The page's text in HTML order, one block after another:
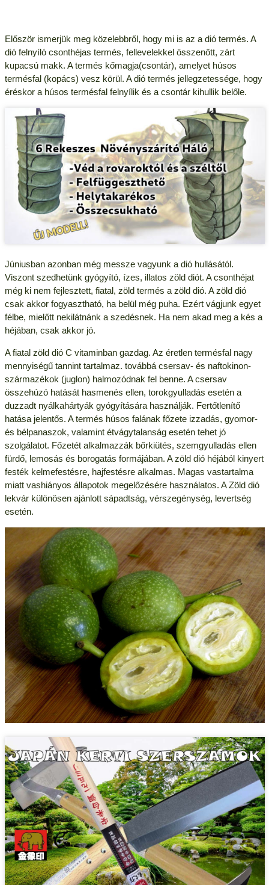
Először ismerjük meg közelebbről, hogy mi is az a dió termés. A
dió felnyíló csonthéjas termés, fellevelekkel összenőtt, zárt
kupacsú makk. A termés kőmagja(csontár), amelyet húsos
termésfal (kopács) vesz körül. A dió termés jellegzetessége, hogy
éréskor a húsos termésfal felnyílik és a csontár kihullik belőle.
Júniusban azonban még messze vagyunk a dió hullásától.
Viszont szedhetünk gyógyító, ízes, illatos zöld diót. A csonthéjat
még ki nem fejlesztett, fiatal, zöld termés a zöld dió. A zöld dió
csak akkor fogyasztható, ha belül még puha. Ezért vágjunk egyet
félbe, mielőtt nekilátnánk a szedésnek. Ha nem akad meg a kés a
héjában, csak akkor jó.
A fiatal zöld dió C vitaminban gazdag. Az éretlen termésfal nagy
mennyiségű tannint tartalmaz. továbbá csersav- és naftokinon-
származékok (juglon) halmozódnak fel benne. A csersav
összehúzó hatását hasmenés ellen, torokgyulladás esetén a
duzzadt nyálkahártyák gyógyítására használják. Fertőtlenítő
hatása jelentős. A termés húsos falának főzete izzadás, gyomor-
és bélpanaszok, valamint étvágytalanság esetén tehet jó
szolgálatot. Főzetét alkalmazzák bőrkiütés, szemgyulladás ellen
fürdő, lemosás és borogatás formájában. A zöld dió héjából kinyert
festék kelmefestésre, hajfestésre alkalmas. Magas vastartalma
miatt vashiányos állapotok megelőzésére használatos. A Zöld dió
lekvár különösen ajánlott sápadtság, vérszegénység, levertség
esetén.